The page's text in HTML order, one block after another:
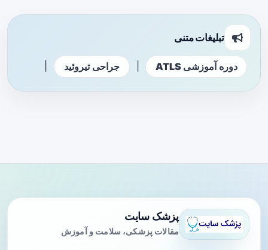
تبلیغات متنی
دوره آموزشی ATLS جراحی تیروئید
پزشک سایت
مقالات پزشکی، سلامت و آموزش